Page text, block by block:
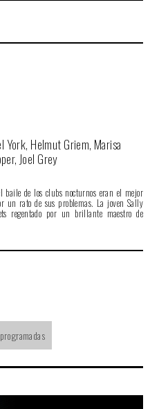
York, Helmut Griem, Marisa
Joel Grey
de los clubs nocturnos eran el mejor
un rato de sus problemas. La joven Sally
regentado por un brillante maestro de